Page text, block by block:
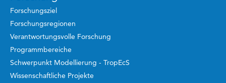
Forschungsziel
Forschungsregionen
Verantwortungsvolle Forschung
Programmbereiche
Schwerpunkt Modellierung - TropEcS
Wissenschaftliche Projekte